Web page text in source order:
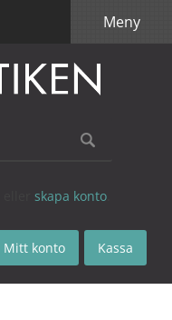
skapa konto
Mitt konto Kassa
Meny